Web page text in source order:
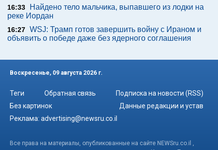
16:33
Найдено тело мальчика, выпавшего из лодки на
реке Иордан
16:27 WSJ: Трамп готов завершить войну с Ираном и
объявить о победе даже без ядерного соглашения
Воскресенье, 09 августа 2026 г.
Теги Обратная связь
Подписка на новости (RSS)
Без картинок
Данные редакции и устав
Реклама: advertising@newsru.co.il
Все права на материалы, опубликованные на сайте NEWSru.co.il ,